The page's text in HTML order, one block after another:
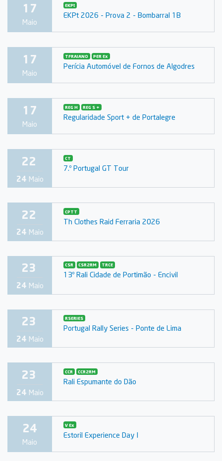
17
Maio
EKPt
EKPt 2026 - Prova 2 - Bombarral 1B
17
Maio
TFRAIANO PER Ex
Perícia Automóvel de Fornos de Algodres
17
Maio
REG H REG S +
Regularidade Sport + de Portalegre
22
24 Maio
CT
7.º Portugal GT Tour
22
24 Maio
CPTT
Th Clothes Raid Ferraria 2026
23
24 Maio
CSR CSR2RM TRCE
13º Rali Cidade de Portimão - Encivil
23
24 Maio
RSERIES
Portugal Rally Series - Ponte de Lima
23
24 Maio
CCR CCR2RM
Rali Espumante do Dão
24
Maio
V Ex
Estoril Experience Day I